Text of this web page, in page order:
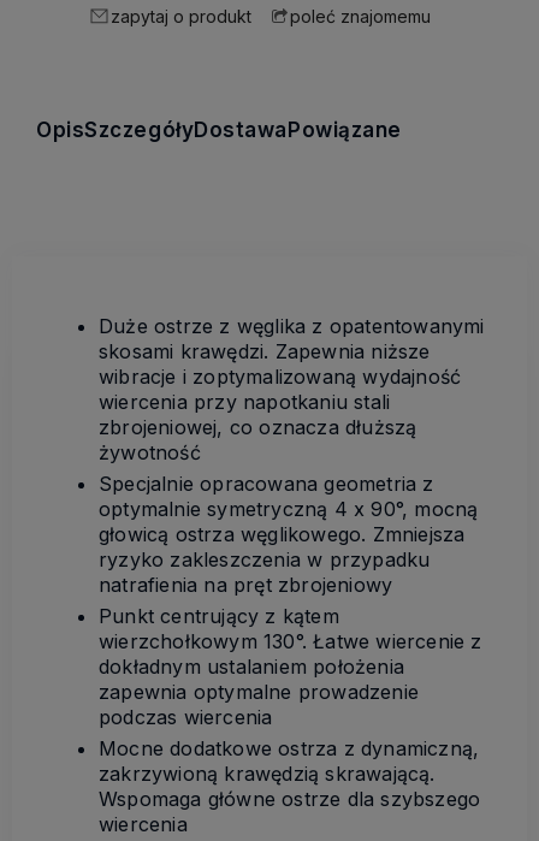
zapytaj o produkt poleć znajomemu
OpisSzczegółyDostawaPowiązane
Duże ostrze z węglika z opatentowanymi
skosami krawędzi. Zapewnia niższe
wibracje i zoptymalizowaną wydajność
wiercenia przy napotkaniu stali
zbrojeniowej, co oznacza dłuższą
żywotność
Specjalnie opracowana geometria z
optymalnie symetryczną 4 x 90°, mocną
głowicą ostrza węglikowego. Zmniejsza
ryzyko zakleszczenia w przypadku
natrafienia na pręt zbrojeniowy
Punkt centrujący z kątem
wierzchołkowym 130°. Łatwe wiercenie z
dokładnym ustalaniem położenia
zapewnia optymalne prowadzenie
podczas wiercenia
Mocne dodatkowe ostrza z dynamiczną,
zakrzywioną krawędzią skrawającą.
Wspomaga główne ostrze dla szybszego
wiercenia